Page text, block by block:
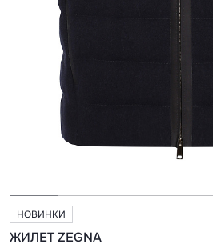
НОВИНКИ
ЖИЛЕТ ZEGNA